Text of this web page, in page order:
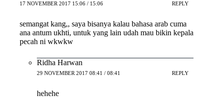
17 NOVEMBER 2017 15:06 / 15:06 REPLY
semangat kang,, saya bisanya kalau bahasa arab cuma
ana antum ukhti, untuk yang lain udah mau bikin kepala
pecah ni wkwkw
Ridha Harwan
29 NOVEMBER 2017 08:41 / 08:41 REPLY
hehehe